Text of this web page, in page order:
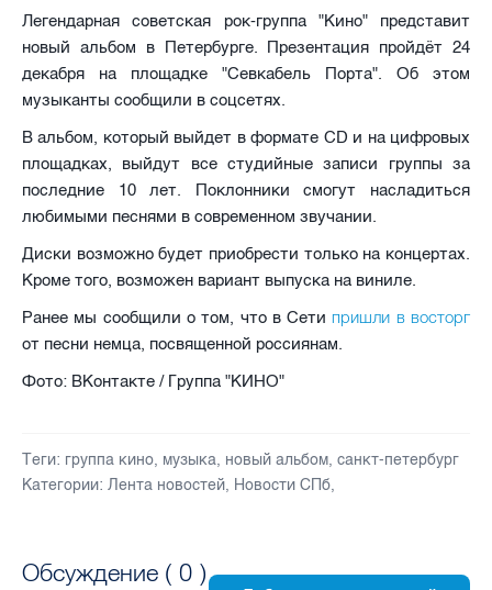
Легендарная советская рок-группа "Кино" представит
новый альбом в Петербурге. Презентация пройдёт 24
декабря на площадке "Севкабель Порта". Об этом
музыканты сообщили в соцсетях.
В альбом, который выйдет в формате CD и на цифровых
площадках, выйдут все студийные записи группы за
последние 10 лет. Поклонники смогут насладиться
любимыми песнями в современном звучании.
Диски возможно будет приобрести только на концертах.
Кроме того, возможен вариант выпуска на виниле.
Ранее мы сообщили о том, что в Сетипришли в восторг
от песни немца, посвященной россиянам.
Фото: ВКонтакте / Группа "КИНО"
Теги: группа кино, музыка, новый альбом, санкт-петербург
Категории: Лента новостей, Новости СПб,
Обсуждение ( 0 )